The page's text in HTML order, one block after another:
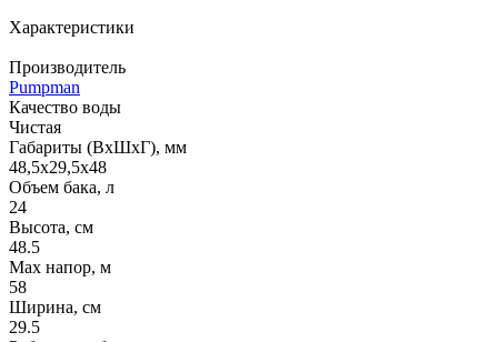
Характеристики
Производитель
Pumpman
Качество воды
Чистая
Габариты (ВхШхГ), мм
48,5x29,5x48
Объем бака, л
24
Высота, см
48.5
Max напор, м
58
Ширина, см
29.5